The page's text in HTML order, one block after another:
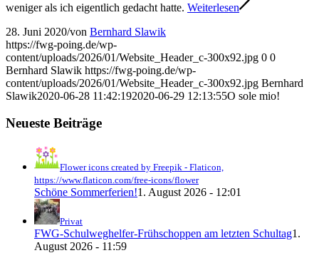
weniger als ich eigentlich gedacht hatte. Weiterlesen
28. Juni 2020/von Bernhard Slawik
https://fwg-poing.de/wp-
content/uploads/2026/01/Website_Header_c-300x92.jpg 0 0
Bernhard Slawik https://fwg-poing.de/wp-
content/uploads/2026/01/Website_Header_c-300x92.jpg Bernhard
Slawik2020-06-28 11:42:192020-06-29 12:13:55O sole mio!
Neueste Beiträge
Flower icons created by Freepik - Flaticon,
https://www.flaticon.com/free-icons/flower
Schöne Sommerferien!1. August 2026 - 12:01
Privat
FWG-Schulweghelfer-Frühschoppen am letzten Schultag1.
August 2026 - 11:59